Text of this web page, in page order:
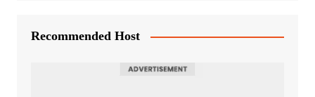
Recommended Host